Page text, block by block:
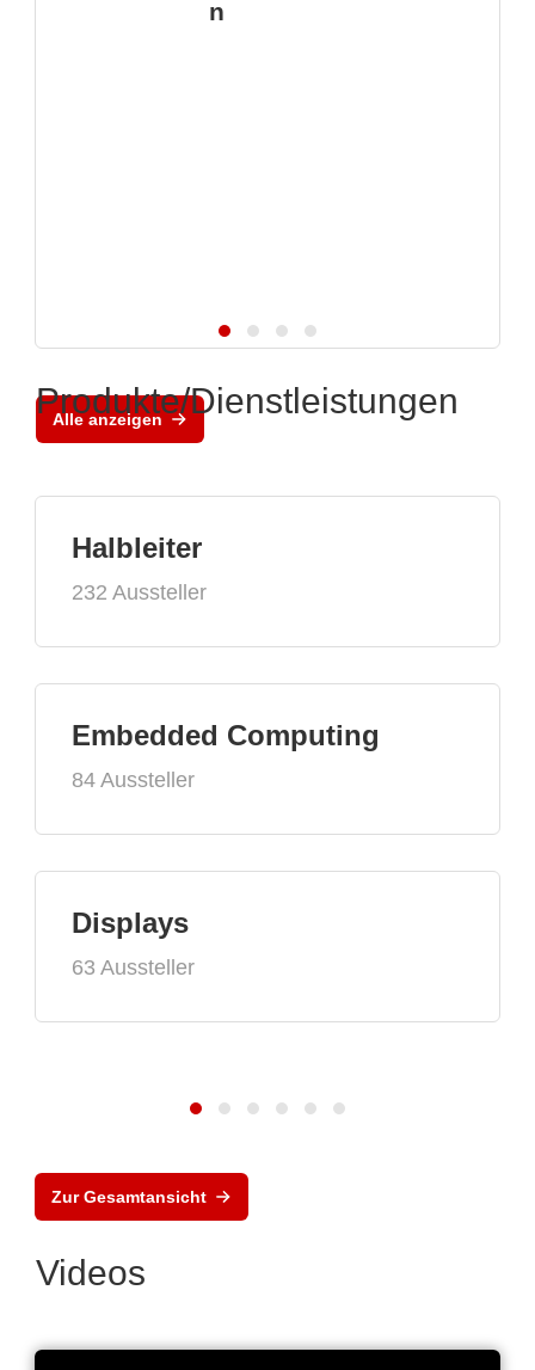
n
Alle anzeigen
Produkte/Dienstleistungen
Halbleiter
232 Aussteller
Embedded Computing
84 Aussteller
Displays
63 Aussteller
Zur Gesamtansicht
Videos